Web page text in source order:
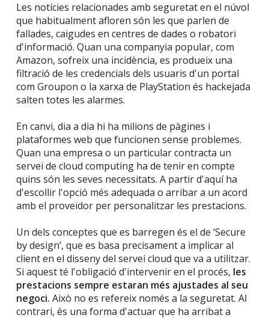
Les notícies relacionades amb seguretat en el núvol
que habitualment afloren són les que parlen de
fallades, caigudes en centres de dades o robatori
d'informació. Quan una companyia popular, com
Amazon, sofreix una incidència, es produeix una
filtració de les credencials dels usuaris d'un portal
com Groupon o la xarxa de PlayStation és hackejada
salten totes les alarmes.
En canvi, dia a dia hi ha milions de pàgines i
plataformes web que funcionen sense problemes.
Quan una empresa o un particular contracta un
servei de cloud computing ha de tenir en compte
quins són les seves necessitats. A partir d'aquí ha
d'escollir l'opció més adequada o arribar a un acord
amb el proveïdor per personalitzar les prestacions.
Un dels conceptes que es barregen és el de ‘Secure
by design’, que es basa precisament a implicar al
client en el disseny del servei cloud que va a utilitzar.
Si aquest té l'obligació d'intervenir en el procés, les
prestacions sempre estaran més ajustades al seu
negoci. Això no es refereix només a la seguretat. Al
contrari, és una forma d'actuar que ha arribat a